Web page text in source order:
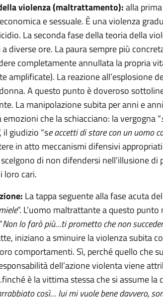
violenza (maltrattamento):alla
e sessuale. È una violenza
La seconda fase della teoria della
diverse ore. La paura sempre più
completamente annullata la propria
amplificate). La reazione all’esplosione
A questo punto è doveroso
La manipolazione subita per anni e
che la schiacciano: la vergogna “
il giudizio “se accetti di stare con un uomo
in atto meccanismi difensivi
di non difendersi nell’illusione
loro cari.
La tappa seguente alla fase acuta
”. L’uomo maltrattante a questo
Non lo farò più…ti prometto che non
iniziano a sminuire la violenza subita
comportamenti. Sì, perché quello che
dell’azione violenta viene
è la vittima stessa che si assume la
così… lui mi vuole bene davvero,